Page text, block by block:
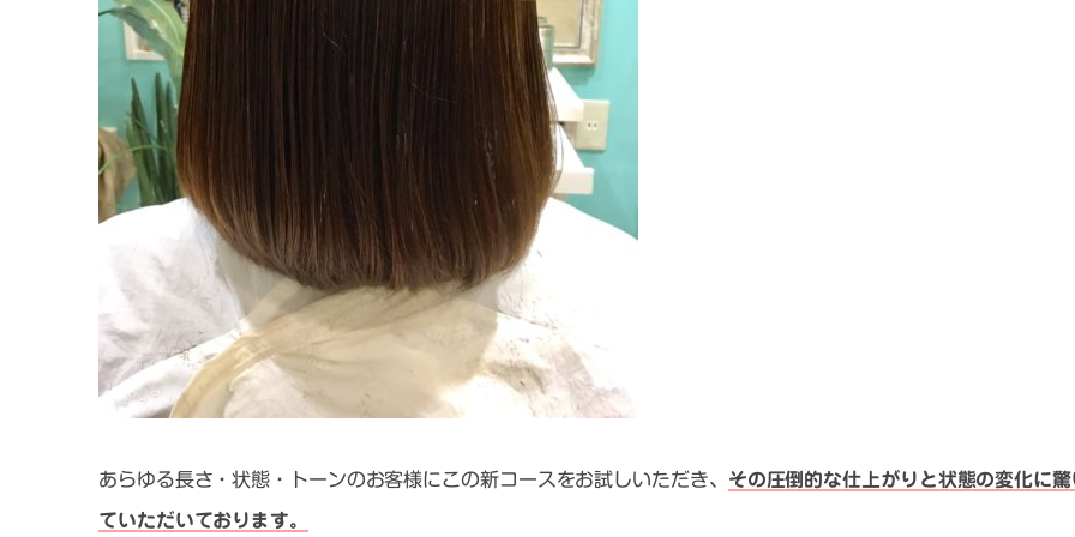
あらゆる長さ・状態・トーンのお客様にこの新コースをお試しいただき、 その圧倒的な仕上がりと状態の変化に驚
ていただいております。